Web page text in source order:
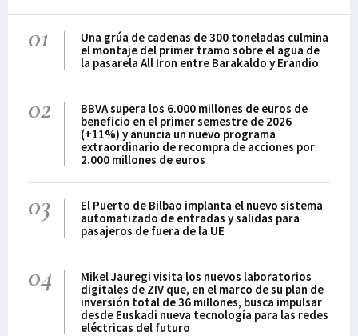
01
Una grúa de cadenas de 300 toneladas culmina
el montaje del primer tramo sobre el agua de
la pasarela All Iron entre Barakaldo y Erandio
02
BBVA supera los 6.000 millones de euros de
beneficio en el primer semestre de 2026
(+11%) y anuncia un nuevo programa
extraordinario de recompra de acciones por
2.000 millones de euros
03
El Puerto de Bilbao implanta el nuevo sistema
automatizado de entradas y salidas para
pasajeros de fuera de la UE
04
Mikel Jauregi visita los nuevos laboratorios
digitales de ZIV que, en el marco de su plan de
inversión total de 36 millones, busca impulsar
desde Euskadi nueva tecnología para las redes
eléctricas del futuro